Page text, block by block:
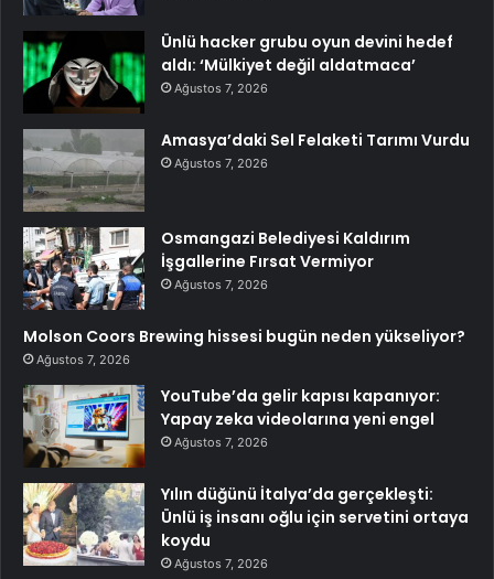
Ünlü hacker grubu oyun devini hedef
aldı: ‘Mülkiyet değil aldatmaca’
Ağustos 7, 2026
Amasya’daki Sel Felaketi Tarımı Vurdu
Ağustos 7, 2026
Osmangazi Belediyesi Kaldırım
İşgallerine Fırsat Vermiyor
Ağustos 7, 2026
Molson Coors Brewing hissesi bugün neden yükseliyor?
Ağustos 7, 2026
YouTube’da gelir kapısı kapanıyor:
Yapay zeka videolarına yeni engel
Ağustos 7, 2026
Yılın düğünü İtalya’da gerçekleşti:
Ünlü iş insanı oğlu için servetini ortaya
koydu
Ağustos 7, 2026